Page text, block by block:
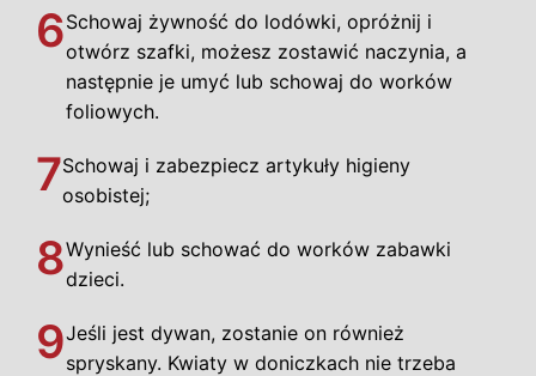
6Schowaj żywność do lodówki, opróżnij i
otwórz szafki, możesz zostawić naczynia, a
następnie je umyć lub schowaj do worków
foliowych.
7Schowaj i zabezpiecz artykuły higieny
osobistej;
8Wynieść lub schować do worków zabawki
dzieci.
9Jeśli jest dywan, zostanie on również
spryskany. Kwiaty w doniczkach nie trzeba